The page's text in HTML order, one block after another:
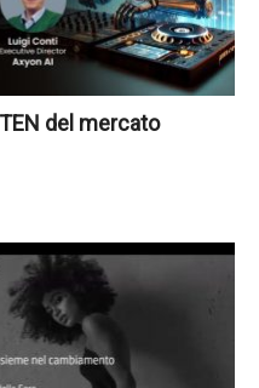
del mercato